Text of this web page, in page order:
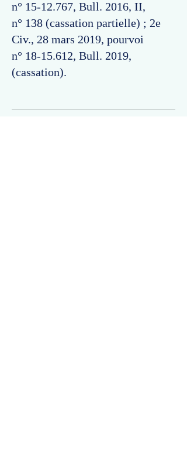
n° 15-12.767, Bull. 2016, II,
n° 138 (cassation partielle) ; 2e
Civ., 28 mars 2019, pourvoi
n° 18-15.612, Bull. 2019,
(cassation).